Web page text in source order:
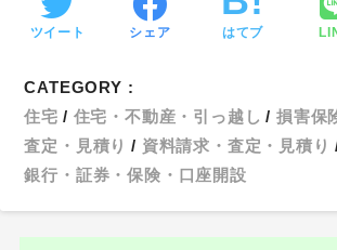
ツイート シェア はてブ
CATEGORY :
住宅
住宅・不動産・引っ越し
損害保
査定・見積り
資料請求・査定・見積り
銀行・証券・保険・口座開設